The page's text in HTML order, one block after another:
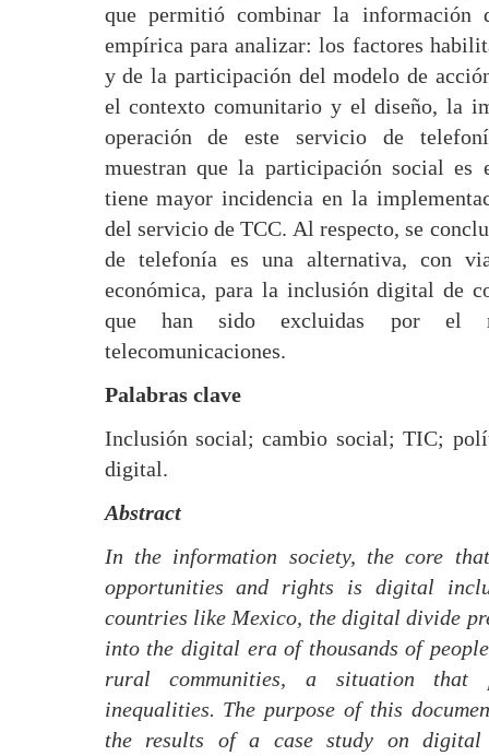
que permitió combinar la información
empírica para analizar: los factores
y de la participación del modelo de
el contexto comunitario y el diseño, la
operación de este servicio de
muestran que la participación social es
tiene mayor incidencia en la
del servicio de TCC. Al respecto, se
de telefonía es una alternativa, con
económica, para la inclusión digital de
que han sido excluidas por el
telecomunicaciones.
Palabras clave
Inclusión social; cambio social; TIC;
digital.
Abstract
In the information society, the core
opportunities and rights is digital
countries like Mexico, the digital divide
into the digital era of thousands of
rural communities, a situation that
inequalities. The purpose of this
the results of a case study on digital